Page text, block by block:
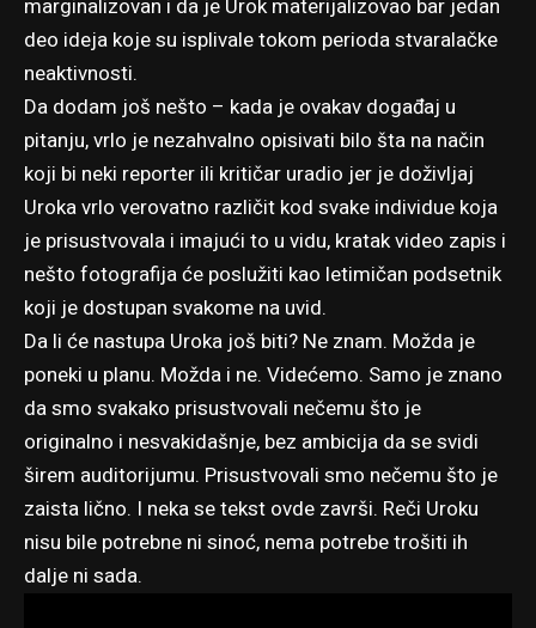
marginalizovan i da je Urok materijalizovao bar jedan
deo ideja koje su isplivale tokom perioda stvaralačke
neaktivnosti.
Da dodam još nešto – kada je ovakav događaj u
pitanju, vrlo je nezahvalno opisivati bilo šta na način
koji bi neki reporter ili kritičar uradio jer je doživljaj
Uroka vrlo verovatno različit kod svake individue koja
je prisustvovala i imajući to u vidu, kratak video zapis i
nešto fotografija će poslužiti kao letimičan podsetnik
koji je dostupan svakome na uvid.
Da li će nastupa Uroka još biti? Ne znam. Možda je
poneki u planu. Možda i ne. Videćemo. Samo je znano
da smo svakako prisustvovali nečemu što je
originalno i nesvakidašnje, bez ambicija da se svidi
širem auditorijumu. Prisustvovali smo nečemu što je
zaista lično. I neka se tekst ovde završi. Reči Uroku
nisu bile potrebne ni sinoć, nema potrebe trošiti ih
dalje ni sada.